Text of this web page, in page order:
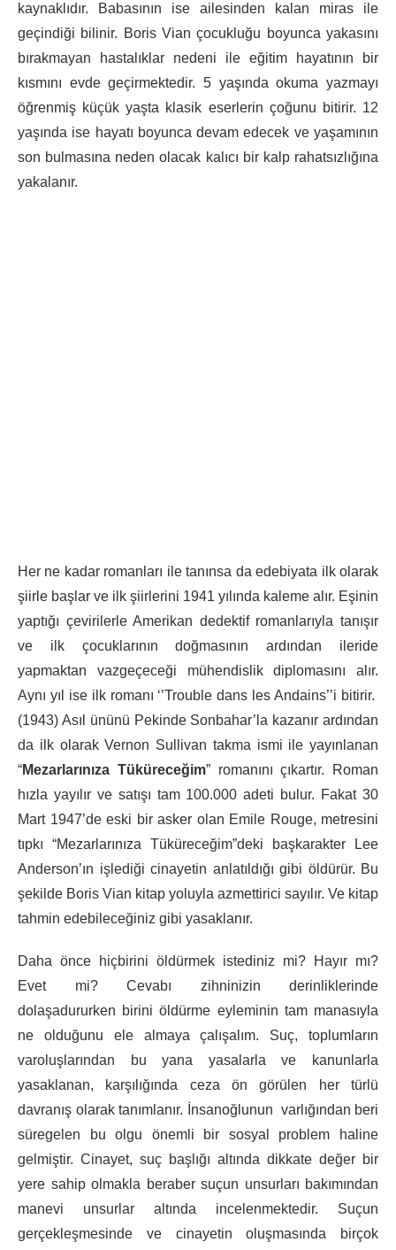
kaynaklıdır. Babasının ise ailesinden kalan miras ile
geçindiği bilinir. Boris Vian çocukluğu boyunca yakasını
bırakmayan hastalıklar nedeni ile eğitim hayatının bir
kısmını evde geçirmektedir. 5 yaşında okuma yazmayı
öğrenmiş küçük yaşta klasik eserlerin çoğunu bitirir. 12
yaşında ise hayatı boyunca devam edecek ve yaşamının
son bulmasına neden olacak kalıcı bir kalp rahatsızlığına
yakalanır.
Her ne kadar romanları ile tanınsa da edebiyata ilk olarak
şiirle başlar ve ilk şiirlerini 1941 yılında kaleme alır. Eşinin
yaptığı çevirilerle Amerikan dedektif romanlarıyla tanışır
ve ilk çocuklarının doğmasının ardından ileride
yapmaktan vazgeçeceği mühendislik diplomasını alır.
Aynı yıl ise ilk romanı ‘’Trouble dans les Andains’’i bitirir.
(1943) Asıl ününü Pekinde Sonbahar’la kazanır ardından
da ilk olarak Vernon Sullivan takma ismi ile yayınlanan
“Mezarlarınıza Tüküreceğim” romanını çıkartır. Roman
hızla yayılır ve satışı tam 100.000 adeti bulur. Fakat 30
Mart 1947’de eski bir asker olan Emile Rouge, metresini
tıpkı “Mezarlarınıza Tüküreceğim”deki başkarakter Lee
Anderson’ın işlediği cinayetin anlatıldığı gibi öldürür. Bu
şekilde Boris Vian kitap yoluyla azmettirici sayılır. Ve kitap
tahmin edebileceğiniz gibi yasaklanır.
Daha önce hiçbirini öldürmek istediniz mi? Hayır mı?
Evet mi? Cevabı zihninizin derinliklerinde
dolaşadururken birini öldürme eyleminin tam manasıyla
ne olduğunu ele almaya çalışalım. Suç, toplumların
varoluşlarından bu yana yasalarla ve kanunlarla
yasaklanan, karşılığında ceza ön görülen her türlü
davranış olarak tanımlanır. İnsanoğlunun varlığından beri
süregelen bu olgu önemli bir sosyal problem haline
gelmiştir. Cinayet, suç başlığı altında dikkate değer bir
yere sahip olmakla beraber suçun unsurları bakımından
manevi unsurlar altında incelenmektedir. Suçun
gerçekleşmesinde ve cinayetin oluşmasında birçok